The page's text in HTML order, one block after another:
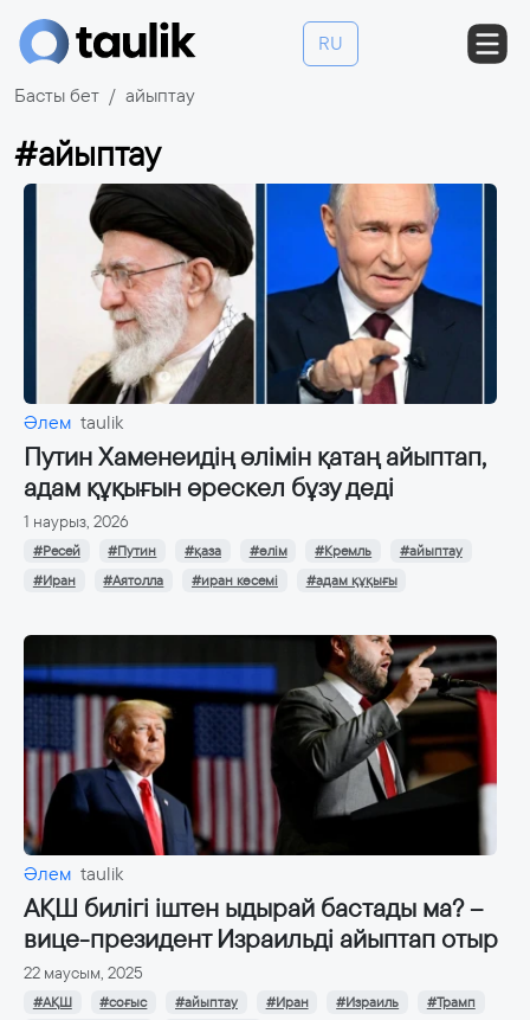
RU
Басты бет айыптау
#айыптау
Әлем taulik
Путин Хаменеидің өлімін қатаң айыптап,
адам құқығын өрескел бұзу деді
1 наурыз, 2026
#Ресей #Путин #қаза #өлім #Кремль
#айыптау
#Иран
#Аятолла #иран көсемі #адам құқығы
Әлем taulik
АҚШ билігі іштен ыдырай бастады ма? –
вице-президент Израильді айыптап отыр
22 маусым, 2025
#АҚШ #соғыс #айыптау #Иран #Израиль
#Трамп